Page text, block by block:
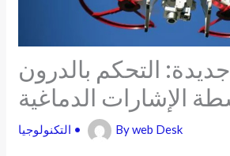
جديدة: التحكم بالدرون
الإشارات الدماغية
التكنولوجيا • Byweb Desk